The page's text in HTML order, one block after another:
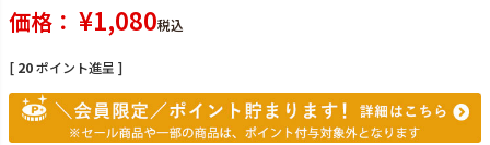
価格 ¥1,080税込
[ 20ポイント進呈 ]